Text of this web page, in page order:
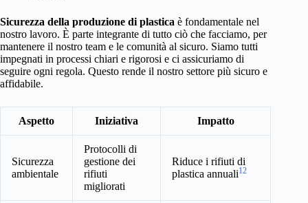
Sicurezza della produzione di plastica è fondamentale nel
nostro lavoro. È parte integrante di tutto ciò che facciamo, per
mantenere il nostro team e le comunità al sicuro. Siamo tutti
impegnati in processi chiari e rigorosi e ci assicuriamo di
seguire ogni regola. Questo rende il nostro settore più sicuro e
affidabile.
Aspetto Iniziativa Impatto
Sicurezza
ambientale
Protocolli di
gestione dei
rifiuti
migliorati
Riduce i rifiuti di
plastica annuali12